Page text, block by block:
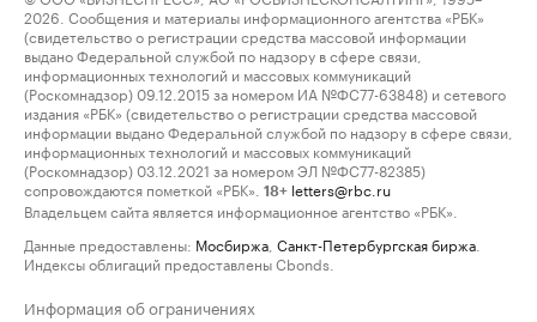
2026. Сообщения и материалы информационного агентства «РБК»
(свидетельство о регистрации средства массовой информации
выдано Федеральной службой по надзору в сфере связи,
информационных технологий и массовых коммуникаций
(Роскомнадзор) 09.12.2015 за номером ИА №ФС77-63848) и сетевого
издания «РБК» (свидетельство о регистрации средства массовой
информации выдано Федеральной службой по надзору в сфере связи,
информационных технологий и массовых коммуникаций
(Роскомнадзор) 03.12.2021 за номером ЭЛ №ФС77-82385)
сопровождаются пометкой «РБК».
18+ letters@rbc.ru
Владельцем сайта является информационное агентство «РБК».
Данные предоставлены: Мосбиржа Санкт-Петербургская биржа
Индексы облигаций предоставлены Cbonds.
Информация об ограничениях